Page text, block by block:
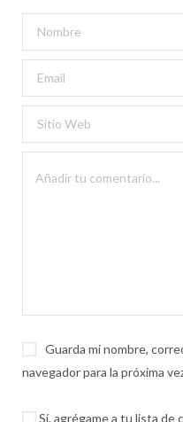
Guarda mi nombre,
navegador para la próxima
Sí, agrégame a tu lista de